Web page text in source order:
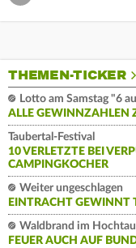
THEMEN-TICKER
Lotto am Samstag "6
ALLE GEWINNZAHLEN
Taubertal-Festival
10 VERLETZTE BEI
CAMPINGKOCHER
Weiter ungeschlagen
EINTRACHT GEWINNT
Waldbrand im
FEUER AUCH AUF